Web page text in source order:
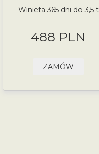
Winieta 365 dni do 3,5 t
488 PLN
ZAMÓW